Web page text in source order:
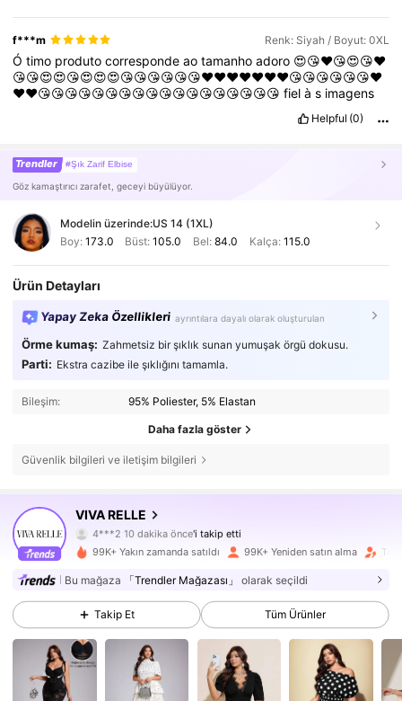
f***m Renk: Siyah / Boyut: 0XL
Ótimo produtocorrespondeaotamanhoadoro 😍😘❤️😘😍😘❤️
😘😘😍😍😘😍😍😍😘😘😘😘😘😘❤️❤️❤️❤️❤️❤️❤️😘😘😘😘😘😘❤️
❤️❤️😘😘😘😘😘😘😘😘😘😘😘😘😘😘😘😘😘😘fielàs imagens
Helpful (0)
Trendler #Şık Zarif Elbise
Göz kamaştırıcı zarafet, geceyi büyülüyor.
Modelin üzerinde:US 14 (1XL)
Boy: 173.0 Büst:105.0 Bel: 84.0 Kalça: 115.0
Ürün Detayları
Yapay Zeka Özellikleri ayrıntılara dayalı olarak oluşturulan
Örme kumaş: Zahmetsiz bir şıklık sunan yumuşak örgü dokusu.
Parti: Ekstra cazibe ile şıklığını tamamla.
Bileşim: 95% Poliester, 5% Elastan
Daha fazla göster
Güvenlik bilgileri ve iletişim bilgileri
VIVA RELLE
4***2 10 dakika önce
d***p göz atıyor
4,76
156K Takipçiler
4,76 156K Takipçiler
4,76 156K Takipçiler
99K+ Yakın zamanda satıldı 99K+ Yeniden satın alma
Bu mağaza 「Trendler Mağazası」 olarak seçildi
Takip Et Tüm Ürünler